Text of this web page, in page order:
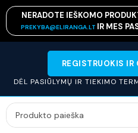
NERADOTE IEŠKOMO
PREKYBA@ELIRANGA.LT IR MES
REGISTRUOKIS
DĖL PASIŪLYMŲ IR TIEKIMO